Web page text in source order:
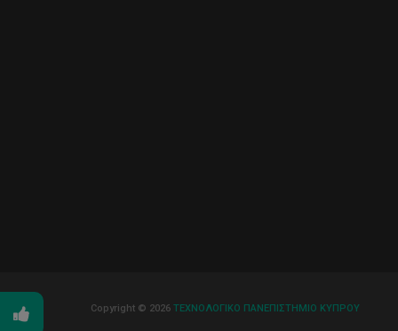
Copyright © 2026 ΤΕΧΝΟΛΟΓΙΚΟ ΠΑΝΕΠΙΣΤΗΜΙΟ ΚΥΠΡΟΥ